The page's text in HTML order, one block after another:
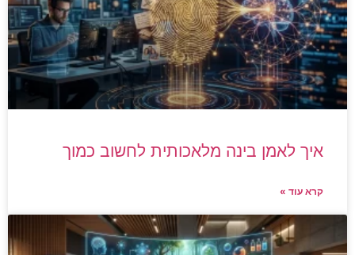
איך לאמן בינה מלאכותית לחשוב כמוך
קרא עוד »